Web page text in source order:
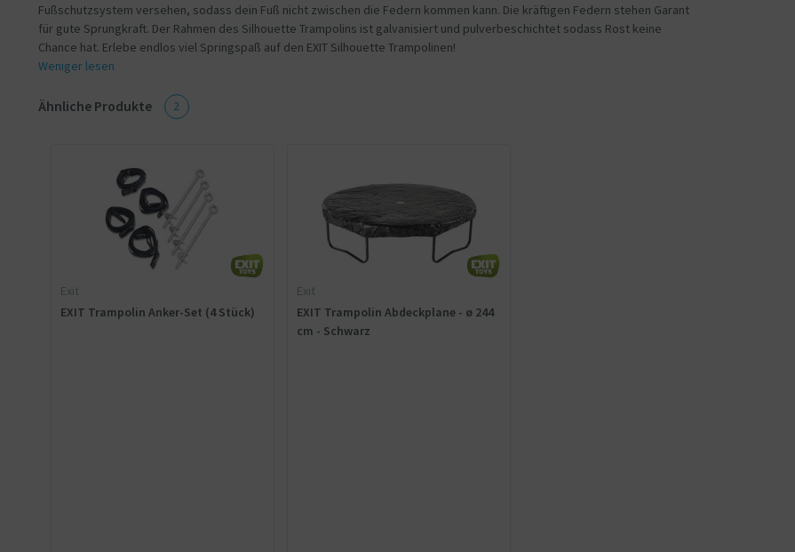
Fußschutzsystem versehen, sodass dein Fuß nicht zwischen die Federn kommen kann. Die kräftigen Federn stehen Garant
für gute Sprungkraft. Der Rahmen des Silhouette Trampolins ist galvanisiert und pulverbeschichtet sodass Rost keine
Chance hat. Erlebe endlos viel Springspaß auf den EXIT Silhouette Trampolinen!
Weniger lesen
Ähnliche Produkte 2
Exit
EXIT Trampolin Anker-Set (4 Stück)
Exit
EXIT Trampolin Abdeckplane - ø 244
cm - Schwarz